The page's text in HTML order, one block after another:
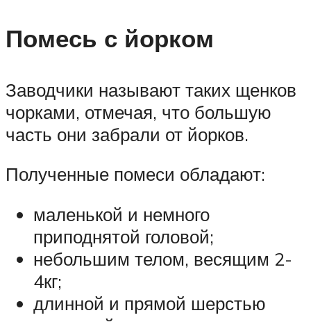
Помесь с йорком
Заводчики называют таких щенков
чорками, отмечая, что большую
часть они забрали от йорков.
Полученные помеси обладают:
маленькой и немного
приподнятой головой;
небольшим телом, весящим 2-
4кг;
длинной и прямой шерстью